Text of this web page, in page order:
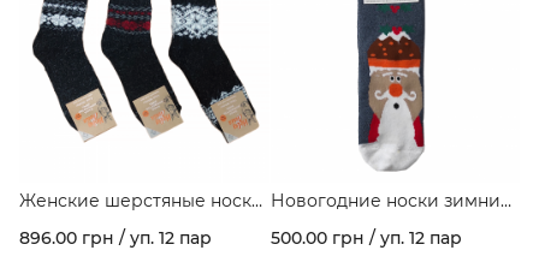
Женские шерстяные носки
с орнаментом арт. 158
896.00 грн / уп. 12 пар
Новогодние носки зимние
махровые с рисунком
"Santa" ассорти цветов в
500.00 грн / уп. 12 пар